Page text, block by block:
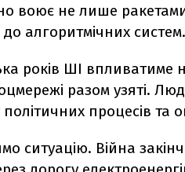
воює не лише
алгоритмічних
років ШІ впливатиме
разом узяті.
політичних процесів та
ситуацію. Війна